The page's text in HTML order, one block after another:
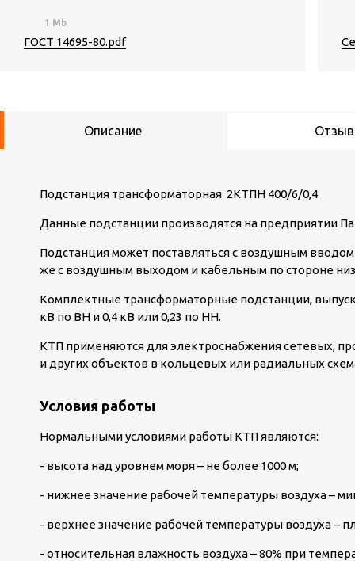
1 Mb
ГОСТ 14695-80.pdf
Описание
Подстанция трансформаторная 2КТПН 400/6/0,4
Данные подстанции производятся на предприятии
Подстанция может поставляться с воздушным
же с воздушным выходом и кабельным по стороне
Комплектные трансформаторные подстанции,
кВ по ВН и 0,4 кВ или 0,23 по НН.
КТП применяются для электроснабжения сетевых,
и других объектов в кольцевых или радиальных
Условия работы
Нормальными условиями работы КТП являются:
- высота над уровнем моря – не более 1000 м;
- нижнее значение рабочей температуры воздуха –
- верхнее значение рабочей температуры воздуха –
- относительная влажность воздуха – 80% при